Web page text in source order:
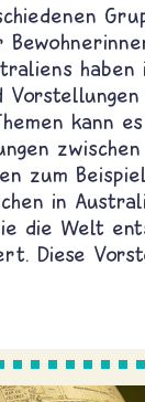
haben
Vorstellungen
kann es
zum
in
die Welt
Diese